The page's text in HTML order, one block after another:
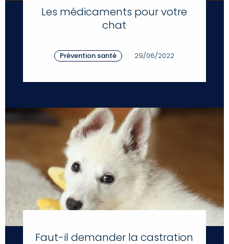
Les médicaments pour votre
chat
Prévention santé 29/06/2022
Faut-il demander la castration